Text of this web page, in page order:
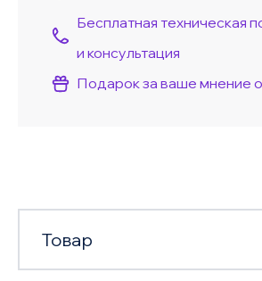
Бесплатная техническая
и консультация
Подарок за ваше мнение
Товар